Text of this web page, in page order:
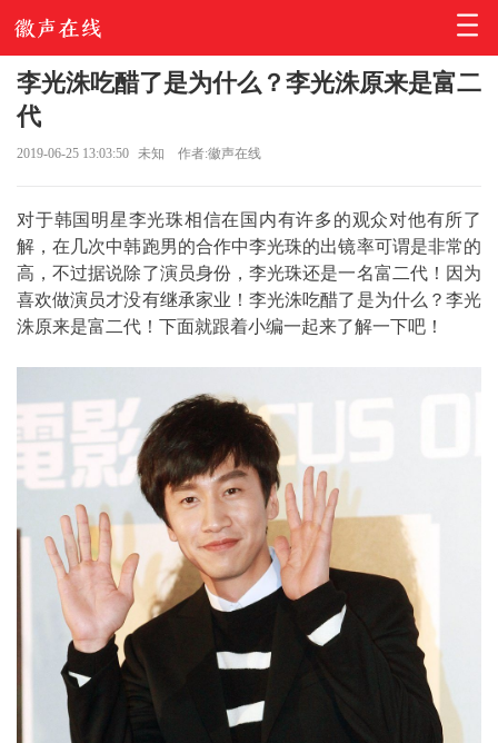
李光洙吃醋了是为什么？李光洙原来是富二
代
2019-06-25 13:03:50 未知 作者:徽声在线
对于韩国明星李光珠相信在国内有许多的观众对他有所了
解，在几次中韩跑男的合作中李光珠的出镜率可谓是非常的
高，不过据说除了演员身份，李光珠还是一名富二代！因为
喜欢做演员才没有继承家业！李光洙吃醋了是为什么？李光
洙原来是富二代！下面就跟着小编一起来了解一下吧！